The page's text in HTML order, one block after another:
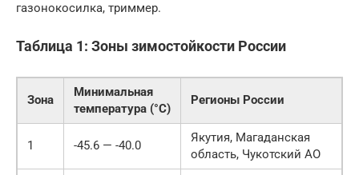
газонокосилка, триммер.
Таблица 1: Зоны зимостойкости России
Зона
Минимальная
температура (°C)
Регионы России
1 -45.6 — -40.0
Якутия, Магаданская
область, Чукотский АО